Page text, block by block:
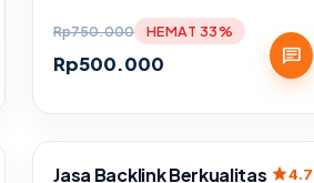
Rp750.000
Rp500.000
HEMAT 33%
chat
Sale
Jasa Backlink Berkualitas star4.7